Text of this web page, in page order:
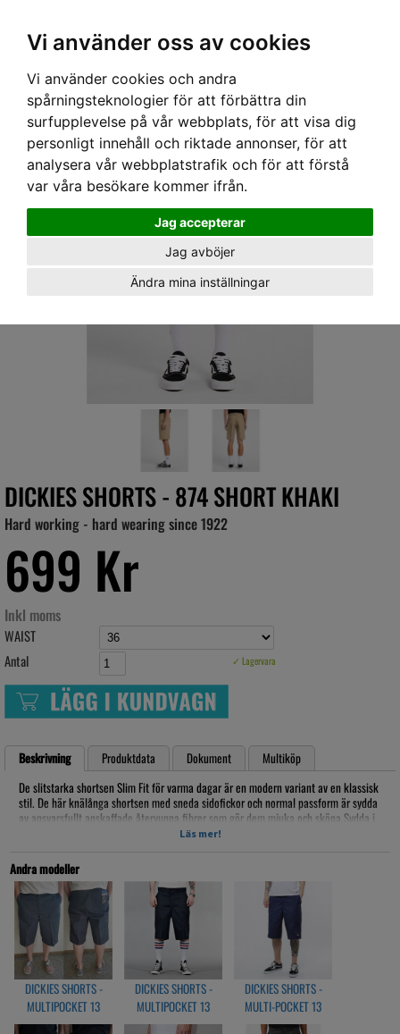
Vi använder oss av cookies
Vi använder cookies och andra
spårningsteknologier för att förbättra din
surfupplevelse på vår webbplats, för att visa dig
personligt innehåll och riktade annonser, för att
analysera vår webbplatstrafik och för att förstå
var våra besökare kommer ifrån.
Jag accepterar
Jag avböjer
Ändra mina inställningar
Hem› HERR›SHORTS › DICKIES SHORTS - 874 SHORT KHAKI
DICKIES SHORTS - 874 SHORT KHAKI
Hard working - hard wearing since 1922
699 Kr
Inkl moms
WAIST
Antal
✓ Lagervara
Beskrivning Produktdata Dokument
Multiköp
De slitstarka shortsen Slim Fit för varma dagar är en modern variant av en klassisk
stil. De här knälånga shortsen med sneda sidofickor och normal passform är sydda
av ansvarsfullt anskaffade återvunna fibrer som gör dem mjuka och sköna.Sydda i
ansvarsfullt anskaffade återvunna material
Motståndskraftig mot blekning och rynkor så att du kan använda dem länge
Sneda 65 % återvunnen polyester
35 % bomull
Läs mer!
Andra modeller
DICKIES SHORTS -
MULTIPOCKET 13
CHARCOAL
DICKIES SHORTS -
MULTIPOCKET 13
BLACK 42283
DICKIES SHORTS -
MULTI-POCKET 13
DARK NAVY